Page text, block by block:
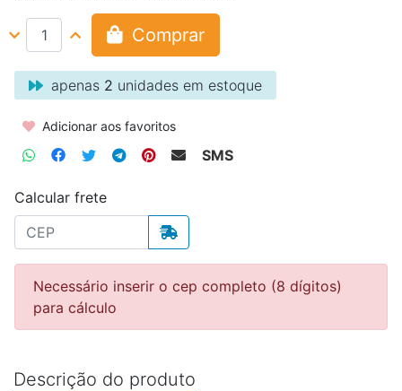
Comprar
apenas 2 unidades em estoque
Adicionar aos favoritos
SMS
Calcular frete
Necessário inserir o cep completo (8 dígitos)
para cálculo
Descrição do produto